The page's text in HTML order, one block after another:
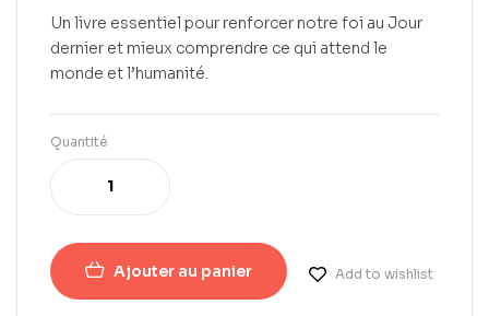
Un livre essentiel pour renforcer notre foi au Jour
dernier et mieux comprendre ce qui attend le
monde et l’humanité.
Quantité
Ajouter au panier Add to wishlist